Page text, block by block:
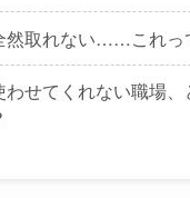
然取れない……これっ
わせてくれない職場